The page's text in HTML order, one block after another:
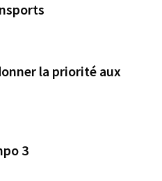
la priorité aux
3